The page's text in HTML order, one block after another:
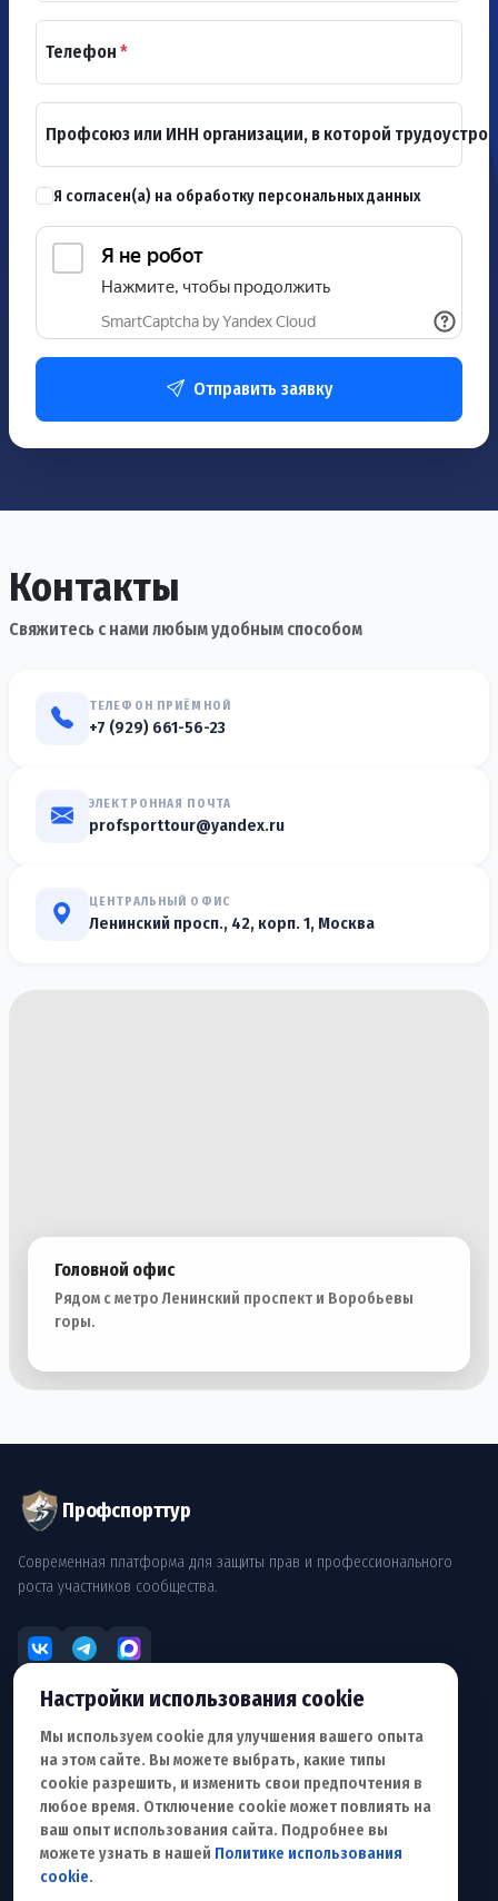
Телефон *
Профсоюз или ИНН организации, в которой
Я согласен(а) на обработку персональных данных
Отправить заявку
Контакты
Свяжитесь с нами любым удобным способом
ТЕЛЕФОН ПРИЁМНОЙ
+7 (929) 661-56-23
ЭЛЕКТРОННАЯ ПОЧТА
profsporttour@yandex.ru
ЦЕНТРАЛЬНЫЙ ОФИС
Ленинский просп., 42, корп. 1, Москва
Головной офис
Рядом с метро Ленинский проспект и Воробьевы
горы.
Настройки использования cookie
Мы используем cookie для улучшения вашего опыта
на этом сайте. Вы можете выбрать, какие типы
cookie разрешить, и изменить свои предпочтения в
любое время. Отключение cookie может повлиять на
ваш опыт использования сайта. Подробнее вы
можете узнать в нашей Политике использования
cookie.
Профспорттур
Современная платформа для защиты прав и профессионального
роста участников сообщества.
РАЗДЕЛЫ
О Профсоюзе
Документы
Обращение
Для сотрудничества
ПОЛЬЗОВАТЕЛЮ